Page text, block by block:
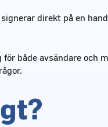
direkt på en
både avsändare och